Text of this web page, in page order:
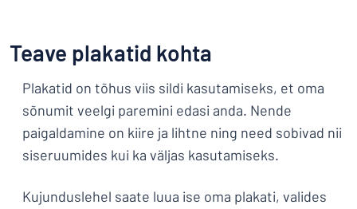
Teave plakatid kohta
Plakatid on tõhus viis sildi kasutamiseks, et oma
sõnumit veelgi paremini edasi anda. Nende
paigaldamine on kiire ja lihtne ning need sobivad nii
siseruumides kui ka väljas kasutamiseks.
Kujunduslehel saate luua ise oma plakati, valides